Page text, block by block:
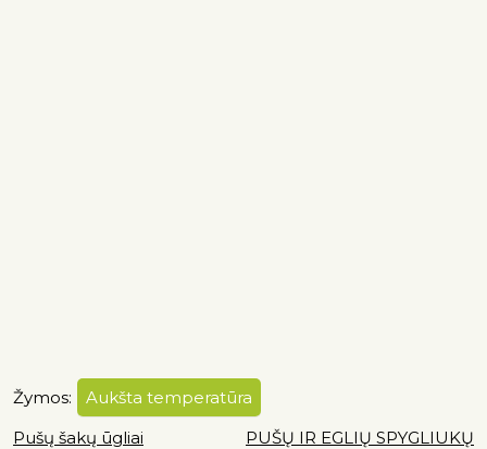
Žymos:
Aukšta temperatūra
Pušų šakų ūgliai
PUŠŲ IR EGLIŲ SPYGLIUKŲ